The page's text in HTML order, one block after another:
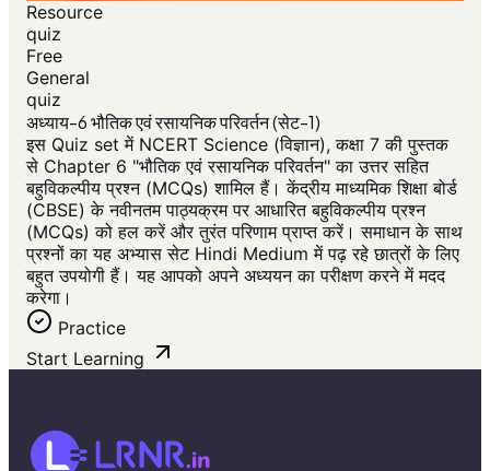
Resource
quiz
Free
General
quiz
अध्याय-6 भौतिक एवं रसायनिक परिवर्तन (सेट-1)
इस Quiz set में NCERT Science (विज्ञान), कक्षा 7 की पुस्तक
से Chapter 6 "भौतिक एवं रसायनिक परिवर्तन" का उत्तर सहित
बहुविकल्पीय प्रश्न (MCQs) शामिल हैं। केंद्रीय माध्यमिक शिक्षा बोर्ड
(CBSE) के नवीनतम पाठ्यक्रम पर आधारित बहुविकल्पीय प्रश्न
(MCQs) को हल करें और तुरंत परिणाम प्राप्त करें। समाधान के साथ
प्रश्नों का यह अभ्यास सेट Hindi Medium में पढ़ रहे छात्रों के लिए
बहुत उपयोगी हैं। यह आपको अपने अध्ययन का परीक्षण करने में मदद
करेगा।
Practice
Start Learning